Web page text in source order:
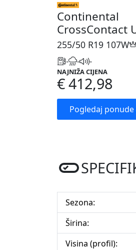
Continental
CrossContact
255/50 R19 107W
- - -
NAJNIŽA CIJENA
€ 412,98
Pogledaj ponude
Sezona:
Širina:
Visina (profil):